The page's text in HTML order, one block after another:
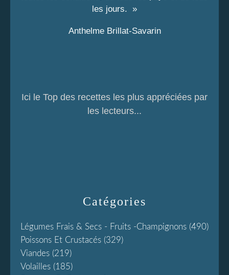
Catégories
Légumes Frais & Secs - Fruits -champignons (490)
Poissons Et Crustacés (329)
Viandes (219)
Volailles (185)
les jours. »
Anthelme Brillat-Savarin
Ici le Top des recettes les plus appréciées par
les lecteurs...